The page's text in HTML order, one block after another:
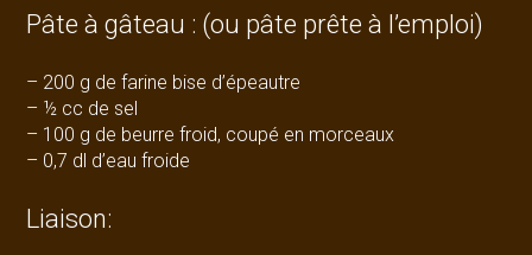
Pâte à gâteau : (ou pâte prête à l’emploi)
– 200 g de farine bise d’épeautre
– ½ cc de sel
– 100 g de beurre froid, coupé en morceaux
– 0,7 dl d’eau froide
Liaison: